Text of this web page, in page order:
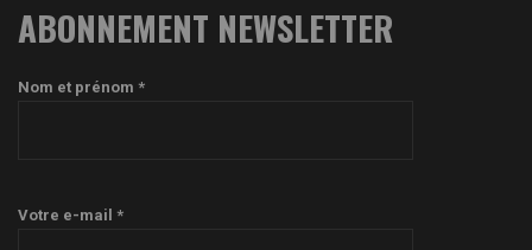
ABONNEMENT NEWSLETTER
Nom et prénom *
Votre e-mail *